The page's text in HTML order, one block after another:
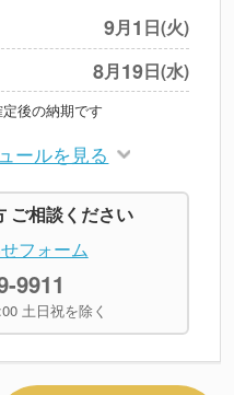
円
※上記小計は税別です
9月1 日(火)
8月19日(水)
後の納期です
ールを見る
ご相談ください
フォーム
9911
土日祝を除く